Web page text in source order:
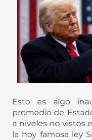
Esto es algo
promedio de
a niveles no vistos
la hoy famosa ley